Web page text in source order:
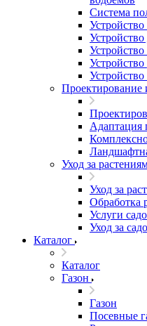
Система
Устройство
Проектирование
Адаптация
Уход за
Уход за
Обработка
Услуги
Уход за
Каталог
Каталог
Газон
Газон
Посевные